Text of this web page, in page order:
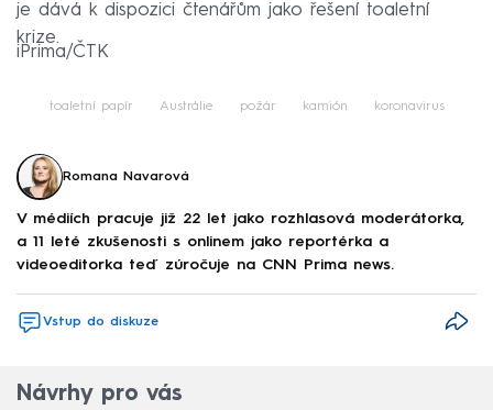
je dává k dispozici čtenářům jako řešení toaletní
krize.
iPrima/ČTK
toaletní papír Austrálie požár kamión koronavirus
Romana Navarová
V médiích pracuje již 22 let jako rozhlasová moderátorka,
a 11 leté zkušenosti s onlinem jako reportérka a
videoeditorka teď zúročuje na CNN Prima news.
Vstup do diskuze
Návrhy pro vás